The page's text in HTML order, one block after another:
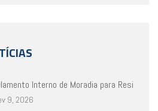
Interno de Moradia para Resi
9, 2026